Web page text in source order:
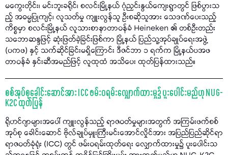
မကွေးတိုင်း၊ မင်းဘူးခရိုင်၊ စလင်းမြို့နယ် ဂုံညှင်းနွယ်ကျေးရွာတွင် ဖြစ်ပွားသ
ည့် အဓမ္မပြုကျင့်၊ လူသတ်မှု ကျူးလွန်သူ ဦးစဆိုသူအား သေဒဏ်ပေးသည့်
ကိစ္စမှာ စလင်းမြို့နယ် လူသားစာနာတာဝန်ခံ Heineken ၏ တစ်ဦးတည်း
သဘောဆန္ဒဖြင့် ဆုံးဖြတ်ခဲ့ခြင်းဖြစ်ကာ မြို့နယ် ပြည်သူ့အုပ်ချုပ်ရေးအဖွဲ့
(ပကဖ) နှင့် သက်ဆိုင်ခြင်းမရှိကြောင်း ဒီဇင်ဘာ ၁ ရက်က မြို့နယ်ပအဖ
တာဝန်ခံ နှင်းဆီအမည်ဖြင့် လူထုထံ အသိပေး ထုတ်ပြန်ထားသည်။
စစ်အုပ်စုခေါင်းဆောင်အား ICC ဖမ်းဝရမ်းလျှောက်ထားမှု၌ ပူးပေါင်းမည်ဟု NUG-
K2C ထုတ်ပြန်
ရိုဟင်ဂျာများအပေါ် ကျူးလွန်သည့် ရာဇဝတ်မှုများအတွက် အကြမ်းဖက်စစ်
အုပ်စု ခေါင်းဆောင် ဗိုလ်ချုပ်မှူးကြီးမင်းအောင်လှိုင်အား အပြည်ပြည်ဆိုင်ရာ
ရာဇဝတ်ခုံရုံး (ICC) တွင် ဖမ်းဝရမ်းထုတ်ရေး လျှောက်ထားမှု၌ ပူးပေါင်းသ